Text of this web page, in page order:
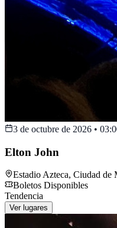
3 de octubre de 2026 •
Elton John
Estadio Azteca, Ciudad de
Boletos Disponibles
Tendencia
Ver lugares